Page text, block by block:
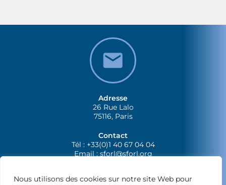
Nous utilisons des cookies sur notre site Web pour
Adresse
26 Rue Lalo
75116, Paris
Contact
Tél : +33(0)1 40 67 04 04
Email :sforl@sforl.org